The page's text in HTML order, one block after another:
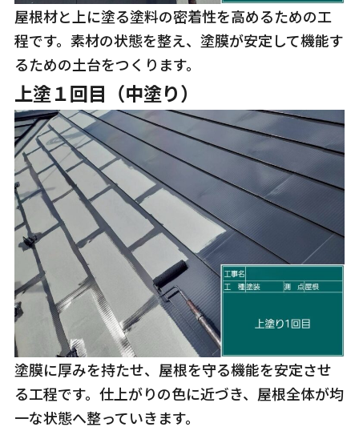
屋根材と上に塗る塗料の密着性を高めるための工
程です。素材の状態を整え、塗膜が安定して機能す
るための土台をつくります。
上塗１回目（中塗り）
塗膜に厚みを持たせ、屋根を守る機能を安定させ
る工程です。仕上がりの色に近づき、屋根全体が均
一な状態へ整っていきます。